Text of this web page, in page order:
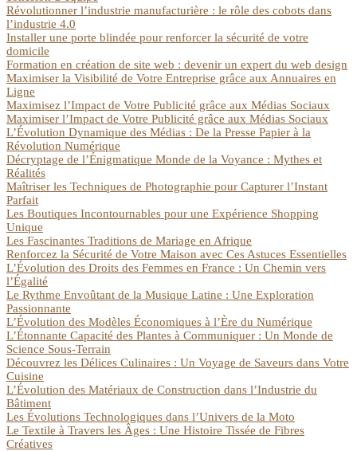
Révolutionner l’industrie manufacturière : le rôle des cobots dans
l’industrie 4.0
Installer une porte blindée pour renforcer la sécurité de votre
domicile
Formation en création de site web : devenir un expert du web design
Maximiser la Visibilité de Votre Entreprise grâce aux Annuaires en
Ligne
Maximisez l’Impact de Votre Publicité grâce aux Médias Sociaux
Maximiser l’Impact de Votre Publicité grâce aux Médias Sociaux
L’Évolution Dynamique des Médias : De la Presse Papier à la
Révolution Numérique
Décryptage de l’Énigmatique Monde de la Voyance : Mythes et
Réalités
Maîtriser les Techniques de Photographie pour Capturer l’Instant
Parfait
Les Boutiques Incontournables pour une Expérience Shopping
Unique
Les Fascinantes Traditions de Mariage en Afrique
Renforcez la Sécurité de Votre Maison avec Ces Astuces Essentielles
L’Évolution des Droits des Femmes en France : Un Chemin vers
l’Égalité
Le Rythme Envoûtant de la Musique Latine : Une Exploration
Passionnante
L’Évolution des Modèles Économiques à l’Ère du Numérique
L’Étonnante Capacité des Plantes à Communiquer : Un Monde de
Science Sous-Terrain
Découvrez les Délices Culinaires : Un Voyage de Saveurs dans Votre
Cuisine
L’Évolution des Matériaux de Construction dans l’Industrie du
Bâtiment
Les Évolutions Technologiques dans l’Univers de la Moto
Le Textile à Travers les Âges : Une Histoire Tissée de Fibres
Créatives